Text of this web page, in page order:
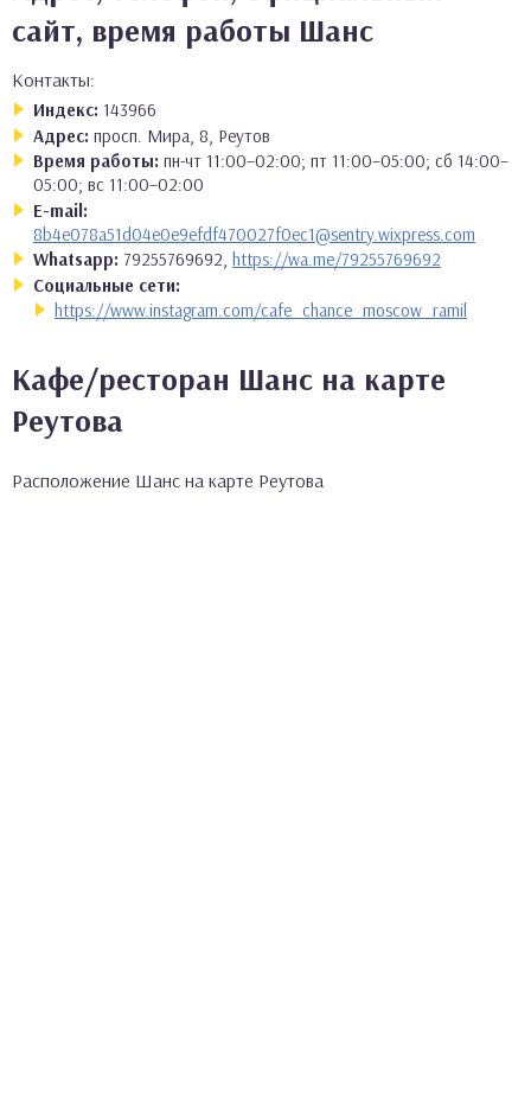
сайт, время работы Шанс
Контакты:
Индекс: 143966
Адрес: просп. Мира, 8, Реутов
Время работы: пн-чт 11:00–02:00; пт 11:00–05:00; сб 14:00–
05:00; вс 11:00–02:00
E-mail:
8b4e078a51d04e0e9efdf470027f0ec1@sentry.wixpress.com
Whatsapp: 79255769692, https://wa.me/79255769692
Социальные сети:
https://www.instagram.com/cafe_chance_moscow_ramil
Кафе/ресторан Шанс на карте
Реутова
Расположение Шанс на карте Реутова